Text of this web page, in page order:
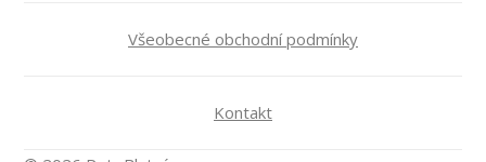
Všeobecné obchodní podmínky
Kontakt